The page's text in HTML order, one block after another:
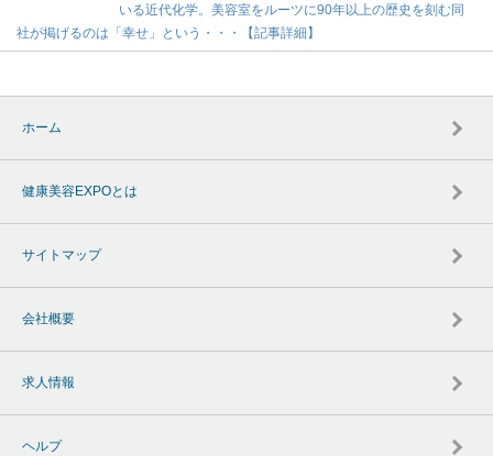
いる近代化学。美容室をルーツに90年以上の歴史を刻む同
社が掲げるのは「幸せ」という・・・【記事詳細】
ホーム
健康美容EXPOとは
サイトマップ
会社概要
求人情報
ヘルプ